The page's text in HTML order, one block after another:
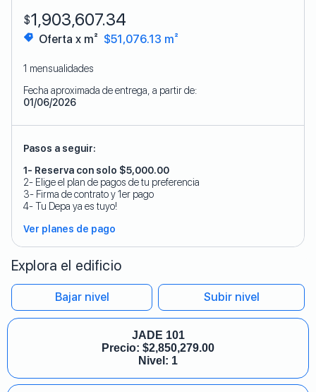
$1,903,607.34
Oferta x m² $51,076.13 m²
1 mensualidades
Fecha aproximada de entrega, a partir de:
01/06/2026
Pasos a seguir:
1- Reserva con solo $5,000.00
2- Elige el plan de pagos de tu preferencia
3- Firma de contrato y 1er pago
4- Tu Depa ya es tuyo!
Ver planes de pago
Explora el edificio
Bajar nivel Subir nivel
JADE 101
Precio: $2,850,279.00
Nivel: 1